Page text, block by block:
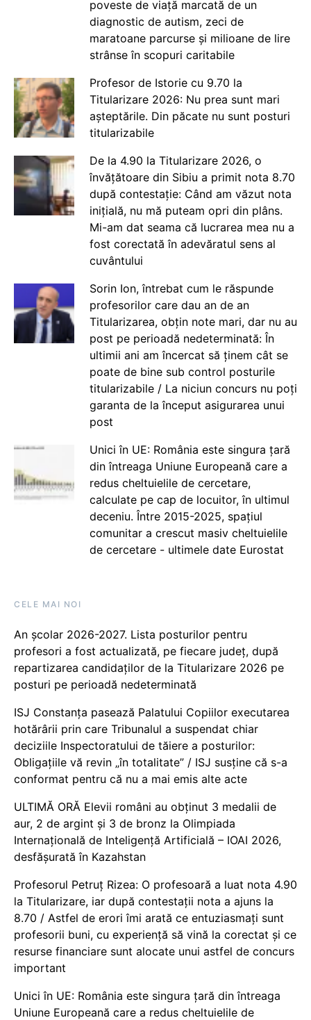
poveste de viață marcată de un
diagnostic de autism, zeci de
maratoane parcurse și milioane de lire
strânse în scopuri caritabile
Profesor de Istorie cu 9.70 la
Titularizare 2026: Nu prea sunt mari
așteptările. Din păcate nu sunt posturi
titularizabile
De la 4.90 la Titularizare 2026, o
învățătoare din Sibiu a primit nota 8.70
după contestație: Când am văzut nota
inițială, nu mă puteam opri din plâns.
Mi-am dat seama că lucrarea mea nu a
fost corectată în adevăratul sens al
cuvântului
Sorin Ion, întrebat cum le răspunde
profesorilor care dau an de an
Titularizarea, obțin note mari, dar nu au
post pe perioadă nedeterminată: În
ultimii ani am încercat să ținem cât se
poate de bine sub control posturile
titularizabile / La niciun concurs nu poți
garanta de la început asigurarea unui
post
Unici în UE: România este singura țară
din întreaga Uniune Europeană care a
redus cheltuielile de cercetare,
calculate pe cap de locuitor, în ultimul
deceniu. Între 2015-2025, spațiul
comunitar a crescut masiv cheltuielile
de cercetare - ultimele date Eurostat
CELE MAI NOI
An școlar 2026-2027. Lista posturilor pentru
profesori a fost actualizată, pe fiecare județ, după
repartizarea candidaților de la Titularizare 2026 pe
posturi pe perioadă nedeterminată
ISJ Constanța pasează Palatului Copiilor executarea
hotărârii prin care Tribunalul a suspendat chiar
deciziile Inspectoratului de tăiere a posturilor:
Obligațiile vă revin „în totalitate” / ISJ susține că s-a
conformat pentru că nu a mai emis alte acte
ULTIMĂ ORĂ Elevii români au obținut 3 medalii de
aur, 2 de argint și 3 de bronz la Olimpiada
Internațională de Inteligență Artificială – IOAI 2026,
desfășurată în Kazahstan
Profesorul Petruț Rizea: O profesoară a luat nota 4.90
la Titularizare, iar după contestații nota a ajuns la
8.70 / Astfel de erori îmi arată ce entuziasmați sunt
profesorii buni, cu experiență să vină la corectat și ce
resurse financiare sunt alocate unui astfel de concurs
important
Unici în UE: România este singura țară din întreaga
Uniune Europeană care a redus cheltuielile de